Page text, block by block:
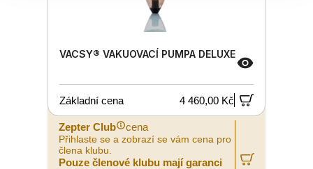
VACSY® VAKUOVACÍ PUMPA DELUXE
Základní cena 4 460,00 Kč
Zepter Club cena
Přihlaste se a zobrazí se vám cena pro
člena klubu.
Pouze členové klubu mají garanci